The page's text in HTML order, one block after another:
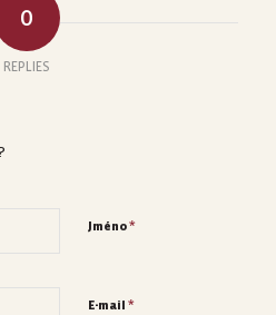
0
REPLIES
Jméno*
E-mail *